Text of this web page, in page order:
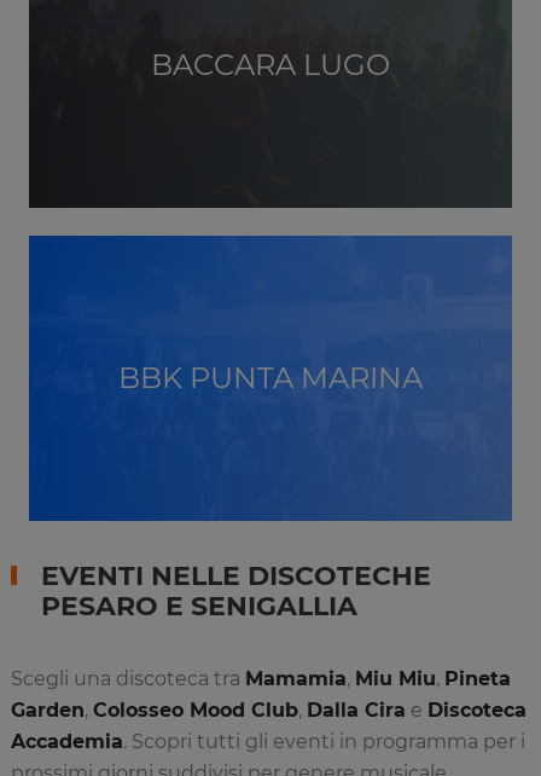
BACCARA LUGO
BBK PUNTA MARINA
EVENTI NELLE DISCOTECHE
PESARO E SENIGALLIA
Scegli una discoteca tra Mamamia, Miu Miu, Pineta
Garden, Colosseo Mood Club, Dalla Cira e Discoteca
Accademia. Scopri tutti gli eventi in programma per i